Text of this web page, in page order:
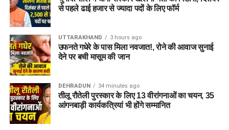
से पहले ढाई हजार से ज्यादा पदों के लिए फॉर्म
UTTARAKHAND 3 hours ago
उफनते गधेरे के पास मिला नवजात!, रोने की आवाज सुनाई
देने पर बची मासूम की जान
DEHRADUN 34 minutes ago
तीलू रौतेली पुरस्कार के लिए 13 वीरांगनाओं का चयन, 35
आंगनबाड़ी कार्यकत्रियां भी होंगे सम्मानित